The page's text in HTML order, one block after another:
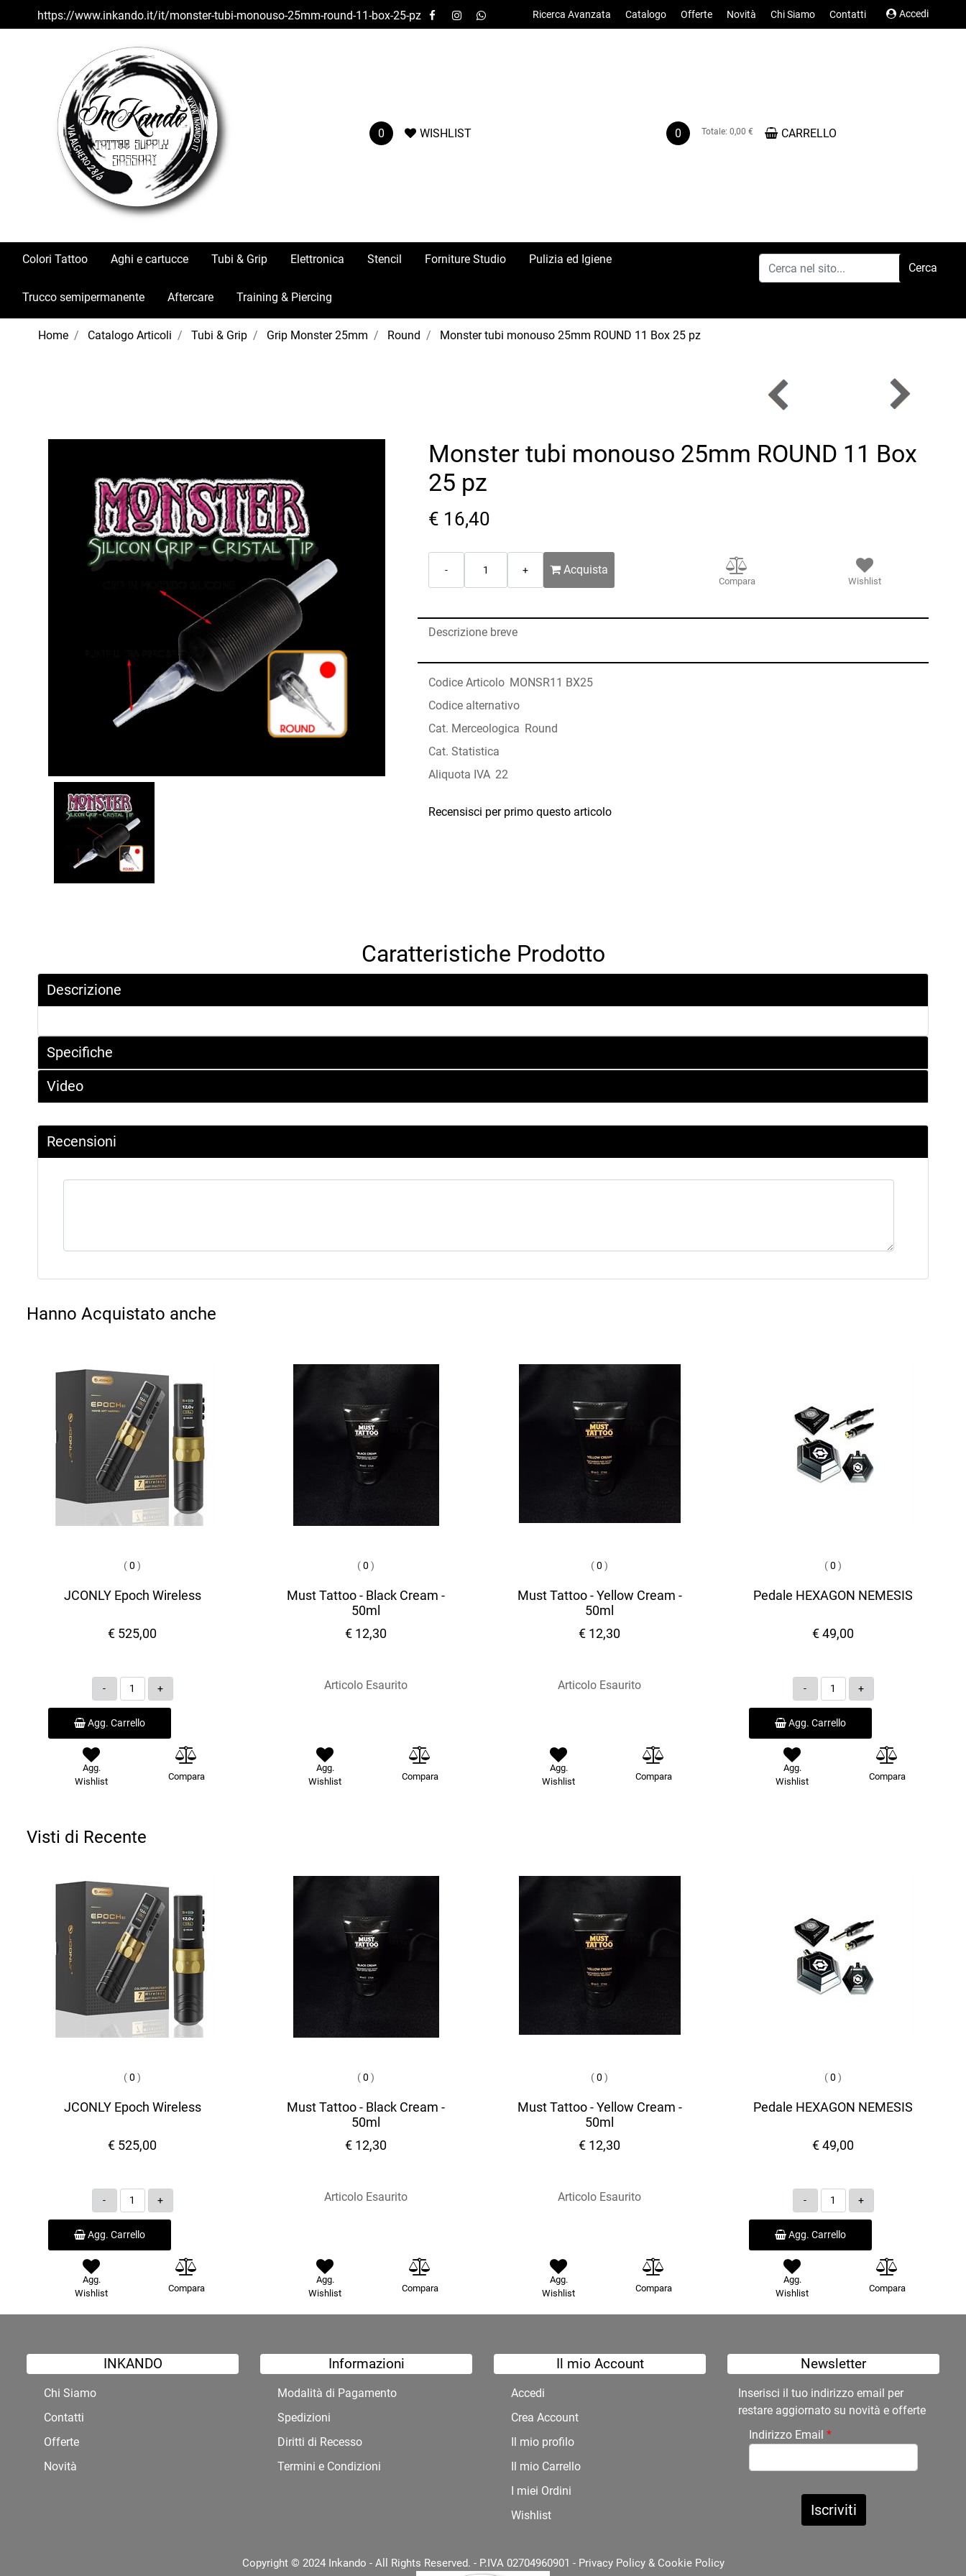
https://www.inkando.it/it/monster-tubi-monouso-25mm-round-11-box-25-pz Ricerca Avanzata Catalogo Offerte Novità Chi Siamo Contatti Accedi
0 WISHLIST 0 Totale:0,00 € CARRELLO
Colori Tattoo Aghi e cartucce Tubi & Grip Elettronica Stencil Forniture Studio Pulizia ed Igiene
Trucco semipermanente Aftercare Training & Piercing
Home Catalogo Articoli Tubi & Grip Grip Monster 25mm Round Monster tubi monouso 25mm ROUND 11 Box 25 pz
Monster tubi monouso 25mm ROUND 11 Box
25 pz
€ 16,40
Acquista
Compara Wishlist
Descrizione breve
Codice Articolo MONSR11 BX25
Codice alternativo
Cat. Merceologica Round
Cat. Statistica
Aliquota IVA 22
Recensisci per primo questo articolo
Caratteristiche Prodotto
Descrizione
Specifiche
Video
Recensioni
Hanno Acquistato anche
(0 )
JCONLY Epoch Wireless
€ 525,00
Quantità
Agg. Carrello
Agg.
Wishlist
Compara
(0 )
Must Tattoo - Black Cream -
50ml
€ 12,30
Articolo Esaurito
Agg.
Wishlist
Compara
(0 )
Must Tattoo - Yellow Cream -
50ml
€ 12,30
Articolo Esaurito
Agg.
Wishlist
Compara
(0 )
Pedale HEXAGON NEMESIS
€ 49,00
Quantità
Agg. Carrello
Agg.
Wishlist
Compara
Visti di Recente
(0 )
JCONLY Epoch Wireless
€ 525,00
Quantità
Agg. Carrello
Agg.
Wishlist
Compara
(0 )
Must Tattoo - Black Cream -
50ml
€ 12,30
Articolo Esaurito
Agg.
Wishlist
Compara
(0 )
Must Tattoo - Yellow Cream -
50ml
€ 12,30
Articolo Esaurito
Agg.
Wishlist
Compara
(0 )
Pedale HEXAGON NEMESIS
€ 49,00
Quantità
Agg. Carrello
Agg.
Wishlist
Compara
INKANDO
Chi Siamo
Contatti
Offerte
Novità
Informazioni
Modalità di Pagamento
Spedizioni
Diritti di Recesso
Termini e Condizioni
Il mio Account
Accedi
Crea Account
Il mio profilo
Il mio Carrello
I miei Ordini
Wishlist
Newsletter
Inserisci il tuo indirizzo email per
restare aggiornato su novità e offerte
Indirizzo Email *
Copyright © 2024 Inkando - All Rights Reserved. - P.IVA 02704960901 - Privacy Policy& Cookie Policy